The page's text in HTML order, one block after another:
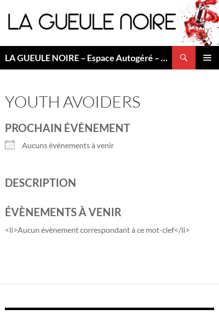
au
contenu
LA GUEULE NOIRE – Espace Autogéré – Saint Etienne
YOUTH AVOIDERS
PROCHAIN ÉVÈNEMENT
Aucuns évènements à venir
DESCRIPTION
ÉVÈNEMENTS À VENIR
<li>Aucun évènement correspondant à ce mot-clef</li>